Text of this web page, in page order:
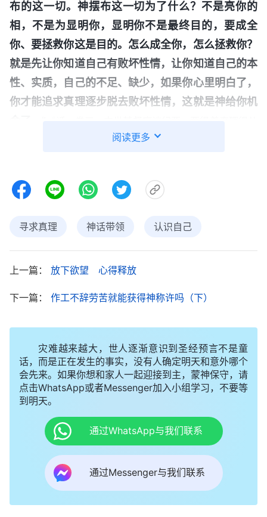
布的这一切。神摆布这一切为了什么？不是亮你的
相，不是为显明你，显明你不是最终目的，要成全
你、要拯救你这是目的。怎么成全你，怎么拯救你？
就是先让你知道自己有败坏性情，让你知道自己的本
性、实质，自己的不足、缺少，如果你心里明白了，
你才能追求真理逐步脱去败坏性情，这就是神给你机
身边的人事物上学功课》延庆心头猛然一亮：是啊，每
宰安排，神今天显明我，也是为了让我认识自己的败
坏和缺少，能寻求真理按神的要求实行，所做所行能
好寻求。于是，延庆向神
：“神啊！为了辅导弟
兄姊妹，我提前几天就在预备，自认为是在实行真理
满足神，可连着两次去教会都没见到人，我就像打了
败仗的士兵一样无精打采。神啊！我不知自己错在哪
些悖逆、抵挡的东西，我愿向你悔改。”
认识自己 看见神爱
阅读更多
寻求真理 神话带领 认识自己
上一篇： 放下欲望 心得释放
下一篇： 作工不辞劳苦就能获得神称许吗（下）
灾难越来越大，世人逐渐意识到圣经预言不是童
话，而是正在发生的事实，没有人确定明天和意外哪个
会先来。如果你想和家人一起迎接到主，蒙神保守，请
点击WhatsApp或者Messenger加入小组学习，不要等
到明天。
通过WhatsApp与我们联系
通过Messenger与我们联系